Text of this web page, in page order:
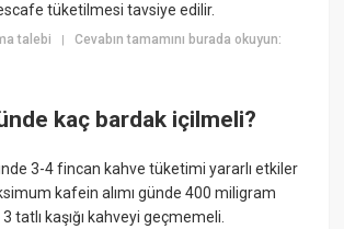
tüketilmesi tavsiye edilir.
talebi |Cevabın tamamını burada okuyun:
kaç bardak içilmeli?
3-4 fincan kahve tüketimi yararlı etkiler
kafein alımı günde 400 miligram
tatlı kaşığı kahveyi geçmemeli.